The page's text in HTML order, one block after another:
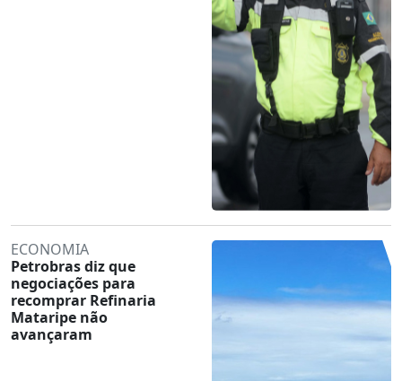
ECONOMIA
Petrobras diz que
negociações para
recomprar Refinaria
Mataripe não
avançaram